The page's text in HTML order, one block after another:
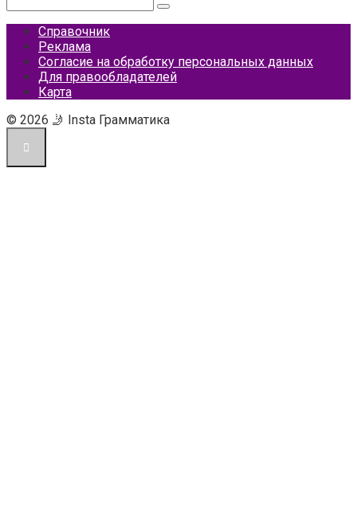
Справочник
Реклама
Согласие на обработку персональных данных
Для правообладателей
Карта
© 2026 🤳 Insta Грамматика